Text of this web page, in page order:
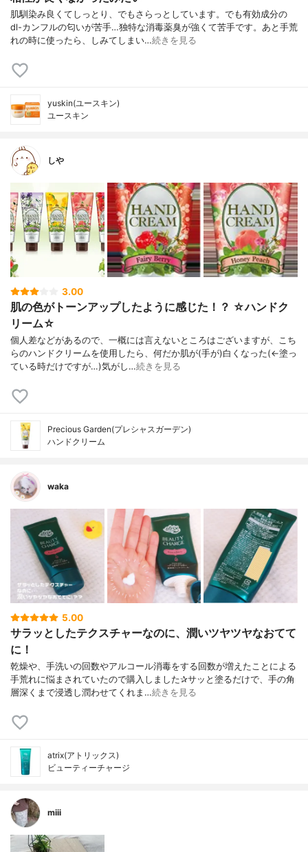
肌馴染み良くてしっとり、でもさらっとしています。でも有効成分の
dl-カンフルの匂いが苦手…独特な消毒薬臭が強くて苦手です。あと手荒
れの時に使ったら、しみてしまい…続きを見る
yuskin(ユースキン)
ユースキン
しや
3.00
肌の色がトーンアップしたように感じた！？ ☆ハンドク
リーム☆
個人差などがあるので、一概には言えないところはございますが、こち
らのハンドクリームを使用したら、何だか肌が(手が)白くなった(←塗っ
ている時だけですが…)気がし…続きを見る
Precious Garden(プレシャスガーデン)
ハンドクリーム
waka
5.00
サラッとしたテクスチャーなのに、潤いツヤツヤなおてて
に！
乾燥や、手洗いの回数やアルコール消毒をする回数が増えたことによる
手荒れに悩まされていたので購入しました✰︎サッと塗るだけで、手の角
層深くまで浸透し潤わせてくれま…続きを見る
atrix(アトリックス)
ビューティーチャージ
miii